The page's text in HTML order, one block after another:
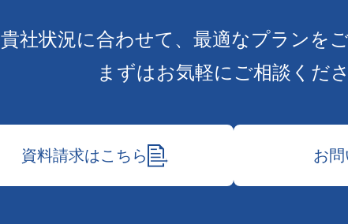
貴社状況に合わせて、最適なプランを
まずはお気軽にご相談くだ
資料請求はこちら お